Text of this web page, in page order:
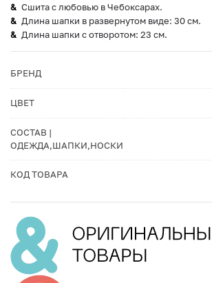
Сшита с любовью в Чебоксарах.
Длина шапки в развернутом виде: 30 см.
Длина шапки с отворотом: 23 см.
БРЕНД
ЦВЕТ
СОСТАВ |
ОДЕЖДА,ШАПКИ,НОСКИ
КОД ТОВАРА